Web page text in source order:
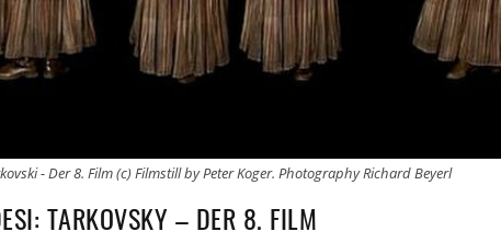
- Der 8. Film (c) Filmstill by Peter Koger. Photography Richard Beyerl
TARKOVSKY – DER 8. FILM